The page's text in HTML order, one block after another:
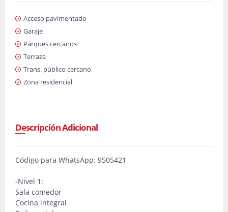
Acceso pavimentado
Garaje
Parques cercanos
Terraza
Trans. público cercano
Zona residencial
Descripción Adicional
Código para WhatsApp: 9505421
-Nivel 1:
Sala comedor
Cocina integral